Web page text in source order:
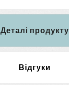
Деталі продукту
Відгуки